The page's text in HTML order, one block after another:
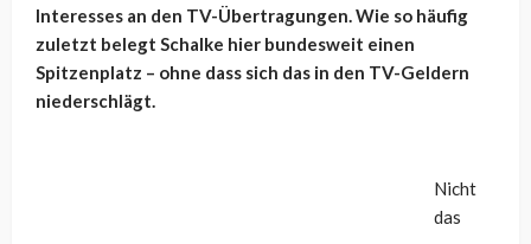
Interesses an den TV-Übertragungen. Wie so häufig
zuletzt belegt Schalke hier bundesweit einen
Spitzenplatz – ohne dass sich das in den TV-Geldern
niederschlägt.
Nicht
das